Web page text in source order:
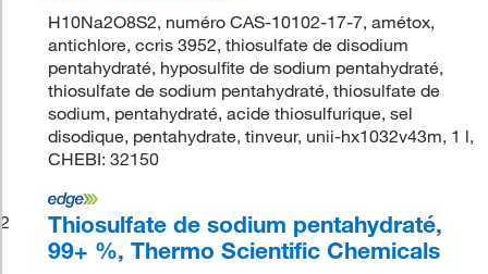
H10Na2O8S2, numéro CAS-10102-17-7, amétox,
antichlore, ccris 3952, thiosulfate de disodium
pentahydraté, hyposulfite de sodium pentahydraté,
thiosulfate de sodium pentahydraté, thiosulfate de
sodium, pentahydraté, acide thiosulfurique, sel
disodique, pentahydrate, tinveur, unii-hx1032v43m, 1 l,
CHEBI: 32150
2
Thiosulfate de sodium pentahydraté,
99+ %, Thermo Scientific Chemicals